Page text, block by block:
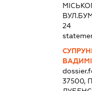
24
37500,